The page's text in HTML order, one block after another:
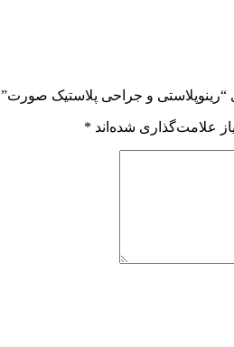
“رینوپلاستی و جراحی پلاستیک صورت”
علامت‌گذاری شده‌اند *